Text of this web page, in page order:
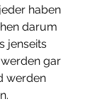
haben
darum
jenseits
gar
werden